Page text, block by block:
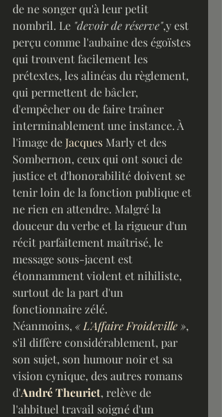
de ne songer qu'à leur petit
nombril. Le "devoir de réserve",y est
perçu comme l'aubaine des égoïstes
qui trouvent facilement les
prétextes, les alinéas du règlement,
qui permettent de bâcler,
d'empêcher ou de faire traîner
interminablement une instance. À
l'image de Jacques Marly et des
Sombernon, ceux qui ont souci de
justice et d'honorabilité doivent se
tenir loin de la fonction publique et
ne rien en attendre. Malgré la
douceur du verbe et la rigueur d'un
récit parfaitement maîtrisé, le
message sous-jacent est
étonnamment violent et nihiliste,
surtout de la part d'un
fonctionnaire zélé.
Néanmoins, « L'Affaire Froideville »,
s'il diffère considérablement, par
son sujet, son humour noir et sa
vision cynique, des autres romans
d'André Theuriet, relève de
l'ahbituel travail soigné d'un